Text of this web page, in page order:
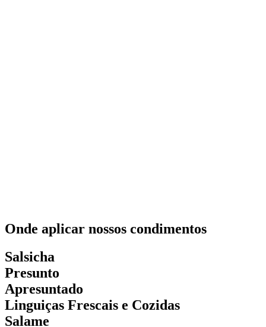
Onde aplicar nossos condimentos
Salsicha
Presunto
Apresuntado
Linguiças Frescais e Cozidas
Salame